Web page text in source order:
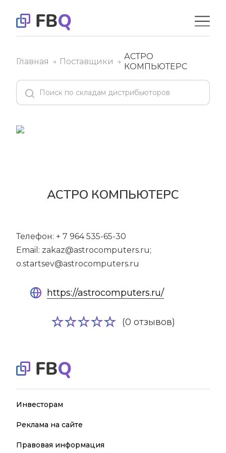
Главная Поставщики
АСТРО
КОМПЬЮТЕРС
АСТРО КОМПЬЮТЕРС
Телефон: + 7 964 535-65-30
Email: zakaz@astrocomputers.ru;
o.startsev@astrocomputers.ru
https://astrocomputers.ru/
(0 отзывов)
Инвесторам
Реклама на сайте
Правовая информация